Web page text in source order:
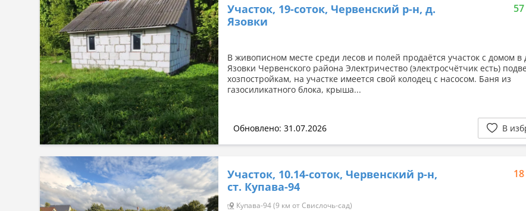
Участок, 19-соток, Червенский р-н, д.
Язовки
В живописном месте среди лесов и полей продаётся участок с домом в
Язовки Червенского района Электричество (электросчётчик есть)
хозпостройкам, на участке имеется свой колодец с насосом. Баня из
газосиликатного блока, крыша...
Обновлено: 31.07.2026 В
Участок, 10.14-соток, Червенский р-н,
ст. Купава-94
Купава-94 (9 км от Свислочь-сад)